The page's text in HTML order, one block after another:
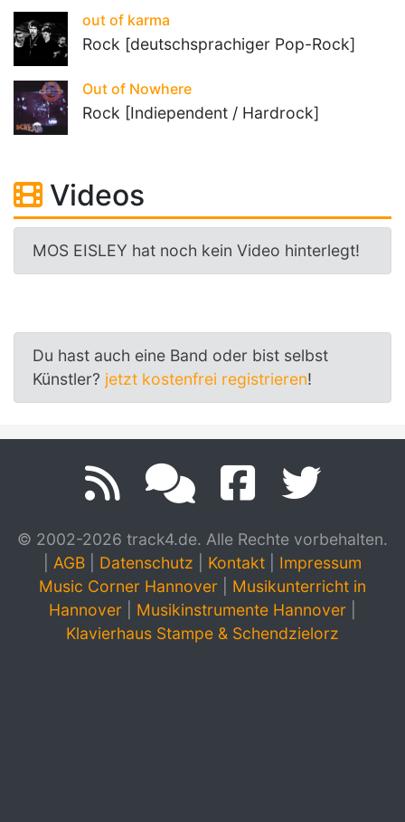
out of karma
Rock [deutschsprachiger Pop-Rock]
Out of Nowhere
Rock [Indiependent / Hardrock]
Videos
MOS EISLEY hat noch kein Video hinterlegt!
Du hast auch eine Band oder bist selbst
Künstler? jetzt kostenfrei registrieren!
© 2002-2026 track4.de. Alle Rechte vorbehalten.
AGB Datenschutz Kontakt
Impressum
Music Corner Hannover
Musikunterricht in
Hannover
Musikinstrumente Hannover
Klavierhaus Stampe & Schendzielorz